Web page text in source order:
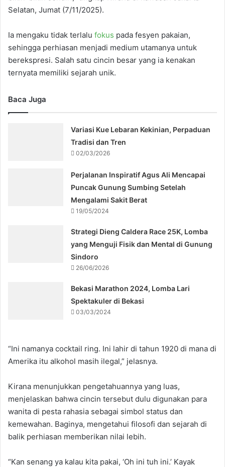
Selatan, Jumat (7/11/2025).
Ia mengaku tidak terlalu fokus pada fesyen pakaian,
sehingga perhiasan menjadi medium utamanya untuk
berekspresi. Salah satu cincin besar yang ia kenakan
ternyata memiliki sejarah unik.
Baca Juga
Variasi Kue Lebaran Kekinian, Perpaduan
Tradisi dan Tren
02/03/2026
Perjalanan Inspiratif Agus Ali Mencapai
Puncak Gunung Sumbing Setelah
Mengalami Sakit Berat
19/05/2024
Strategi Dieng Caldera Race 25K, Lomba
yang Menguji Fisik dan Mental di Gunung
Sindoro
26/06/2026
Bekasi Marathon 2024, Lomba Lari
Spektakuler di Bekasi
03/03/2024
“Ini namanya cocktail ring. Ini lahir di tahun 1920 di mana di
Amerika itu alkohol masih ilegal,” jelasnya.
Kirana menunjukkan pengetahuannya yang luas,
menjelaskan bahwa cincin tersebut dulu digunakan para
wanita di pesta rahasia sebagai simbol status dan
kemewahan. Baginya, mengetahui filosofi dan sejarah di
balik perhiasan memberikan nilai lebih.
“Kan senang ya kalau kita pakai, ‘Oh ini tuh ini.’ Kayak